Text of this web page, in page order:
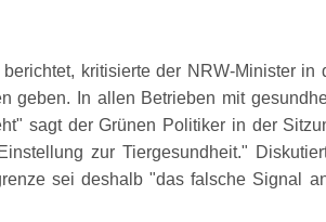
kritisierte der NRW-Minister in
geben. In allen Betrieben mit
sagt der Grünen Politiker in der
zur Tiergesundheit.
sei deshalb das falsche Signal